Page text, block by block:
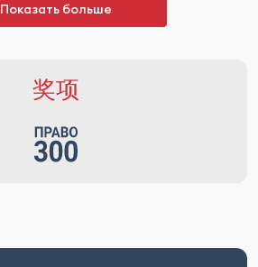
Показать больше
奖项